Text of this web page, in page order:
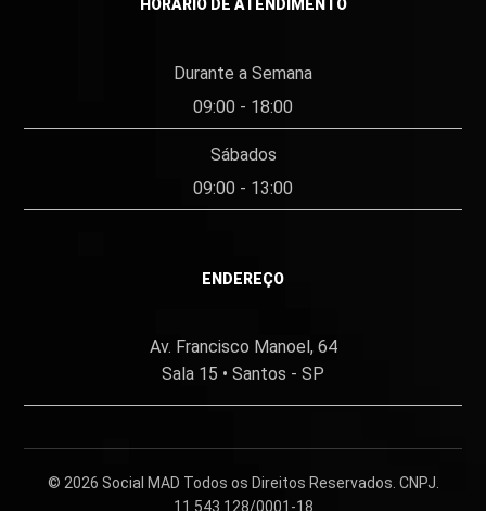
HORÁRIO DE ATENDIMENTO
Durante a Semana
09:00 - 18:00
Sábados
09:00 - 13:00
ENDEREÇO
Av. Francisco Manoel, 64
Sala 15 • Santos - SP
© 2026 Social MAD Todos os Direitos Reservados. CNPJ.
11.543.128/0001-18